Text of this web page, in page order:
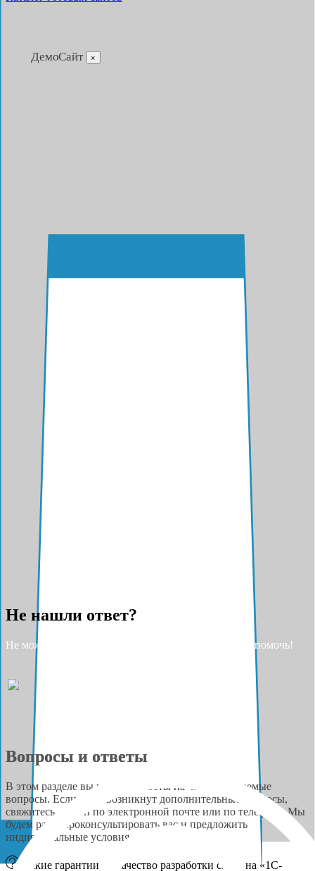
ДемоСайт ×
Не нашли ответ?
Не можете найти ответ на свой вопрос? Разрешите помочь!
Вопросы и ответы
В этом разделе вы найдёте ответы на часто задаваемые
вопросы. Если у вас возникнут дополнительные вопросы,
свяжитесь с нами по электронной почте или по телефону. Мы
будем рады проконсультировать вас и предложить
индивидуальные условия сотрудничества.
Какие гарантии на качество разработки сайта на «1С-